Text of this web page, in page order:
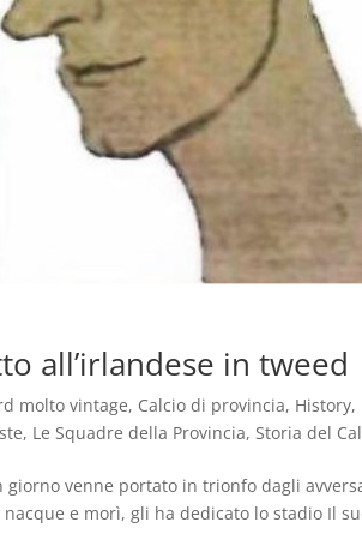
all’irlandese in tweed
molto vintage, Calcio di provincia, History,
, Le Squadre della Provincia,Storia del
venne portato in trionfo dagli
e morì, gli ha dedicato lo stadio Il